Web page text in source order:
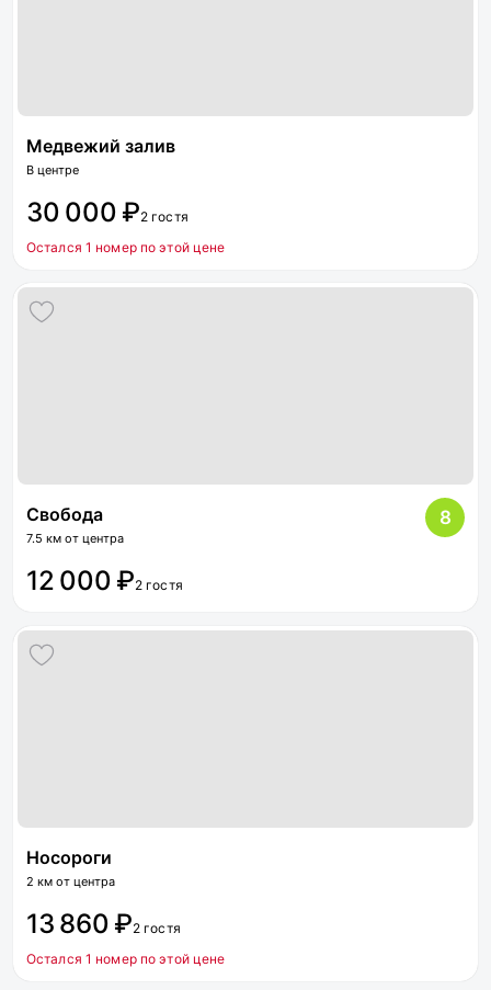
Медвежий залив
В центре
30 000 ₽2 гостя
Остался 1 номер по этой цене
Свобода
7.5 км от центра
8
12 000 ₽2 гостя
Носороги
2 км от центра
13 860 ₽2 гостя
Остался 1 номер по этой цене